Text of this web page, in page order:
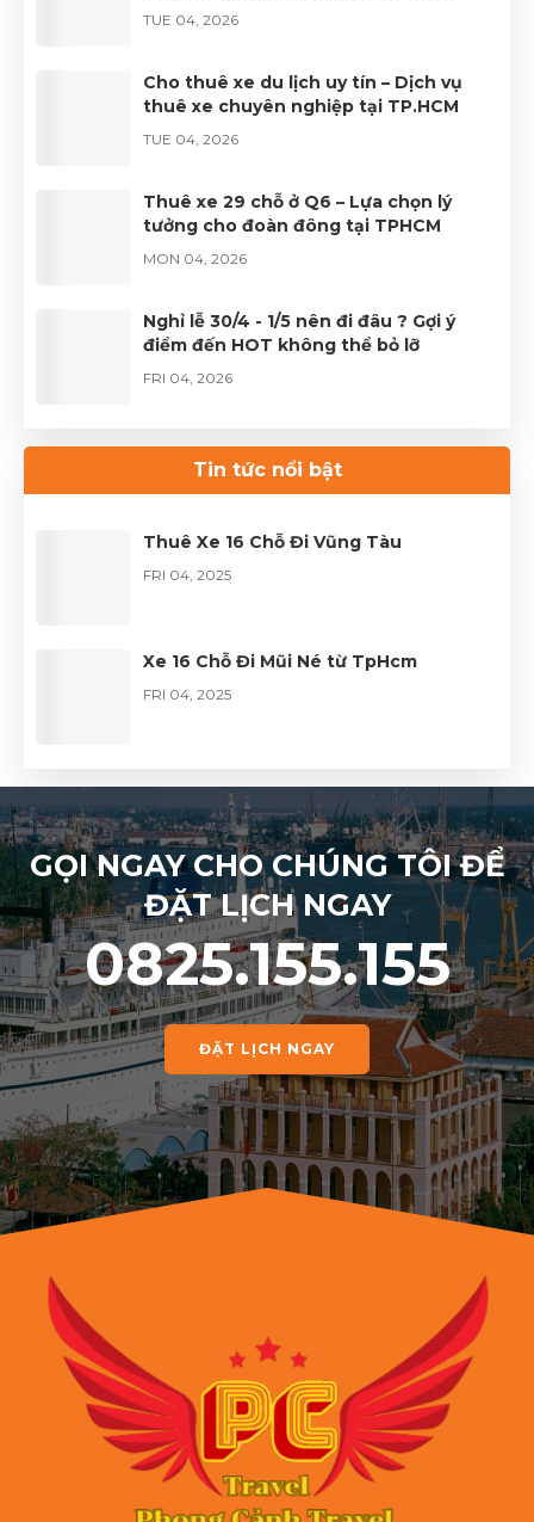
TUE 04, 2026
Cho thuê xe du lịch uy tín – Dịch vụ
thuê xe chuyên nghiệp tại TP.HCM
TUE 04, 2026
Thuê xe 29 chỗ ở Q6 – Lựa chọn lý
tưởng cho đoàn đông tại TPHCM
MON 04, 2026
Nghỉ lễ 30/4 - 1/5 nên đi đâu ? Gợi ý
điểm đến HOT không thể bỏ lỡ
FRI 04, 2026
– Hành trình đầy trọn vẹn
FRI 04, 2026
Tin tức nổi bật
Thuê Xe 16 Chỗ Đi Vũng Tàu
FRI 04, 2025
Xe 16 Chỗ Đi Mũi Né từ TpHcm
FRI 04, 2025
GỌI NGAY CHO CHÚNG TÔI ĐỂ
ĐẶT LỊCH NGAY
0825.155.155
ĐẶT LỊCH NGAY